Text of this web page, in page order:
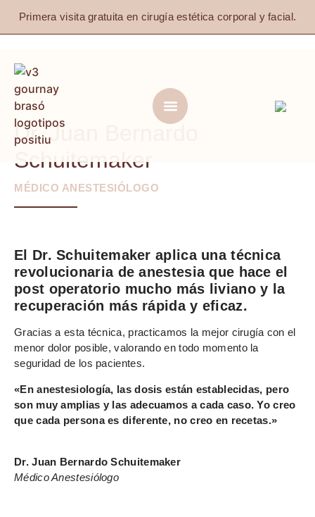
Primera visita gratuita en cirugía estética corporal y facial.
Dr. Juan Bernardo
Schuitemaker
MÉDICO ANESTESIÓLOGO
El Dr. Schuitemaker aplica una técnica
revolucionaria de anestesia que hace el
post operatorio mucho más liviano y la
recuperación más rápida y eficaz.
Gracias a esta técnica, practicamos la mejor cirugía con el
menor dolor posible, valorando en todo momento la
seguridad de los pacientes.
«En anestesiología, las dosis están establecidas, pero
son muy amplias y las adecuamos a cada caso. Yo creo
que cada persona es diferente, no creo en recetas.»
Dr. Juan Bernardo Schuitemaker
Médico Anestesiólogo